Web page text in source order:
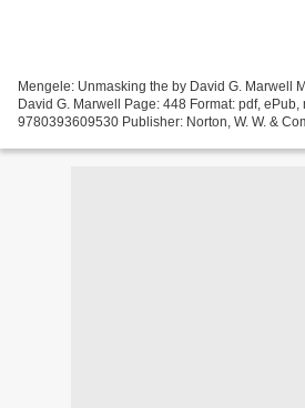
Mengele: Unmasking the by David G. Marwell
David G. Marwell Page: 448 Format: pdf, ePub,
9780393609530 Publisher: Norton, W. W. &